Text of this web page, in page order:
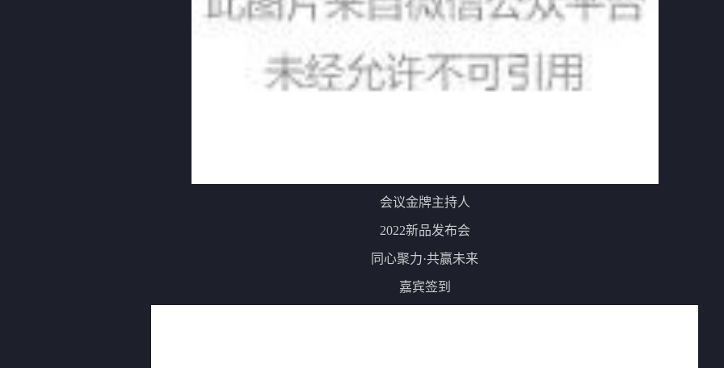
会议金牌主持人
2022新品发布会
同心聚力·共赢未来
嘉宾签到